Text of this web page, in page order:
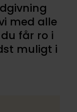
med alle
får ro i
muligt i